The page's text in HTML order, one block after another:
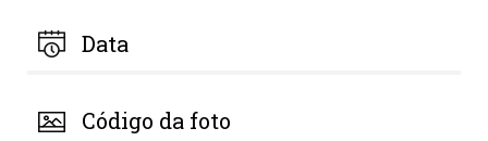
Data
Código da foto